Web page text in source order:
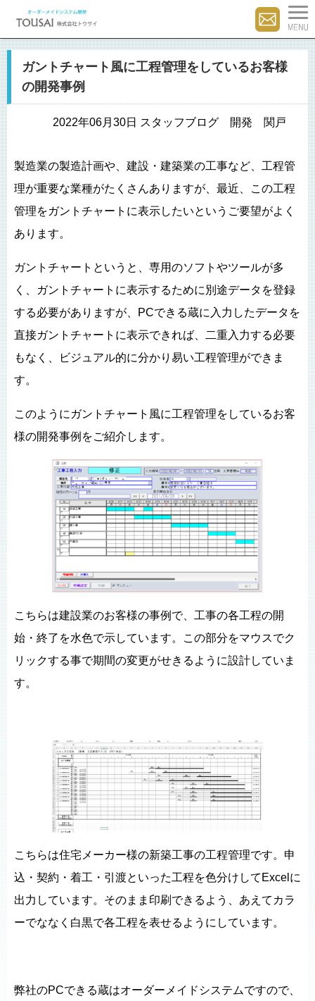
ガントチャート風に工程管理をしているお客様
の開発事例
2022年06月30日 スタッフブログ 開発 関戸
製造業の製造計画や、建設・建築業の工事など、工程管
理が重要な業種がたくさんありますが、最近、この工程
管理をガントチャートに表示したいというご要望がよく
あります。
ガントチャートというと、専用のソフトやツールが多
く、ガントチャートに表示するために別途データを登録
する必要がありますが、PCできる蔵に入力したデータを
直接ガントチャートに表示できれば、二重入力する必要
もなく、ビジュアル的に分かり易い工程管理ができま
す。
このようにガントチャート風に工程管理をしているお客
様の開発事例をご紹介します。
こちらは建設業のお客様の事例で、工事の各工程の開
始・終了を水色で示しています。この部分をマウスでク
リックする事で期間の変更がせきるように設計していま
す。
こちらは住宅メーカー様の新築工事の工程管理です。申
込・契約・着工・引渡といった工程を色分けしてExcelに
出力しています。そのまま印刷できるよう、あえてカラ
ーでななく白黒で各工程を表せるようにしています。
弊社のPCできる蔵はオーダーメイドシステムですので、